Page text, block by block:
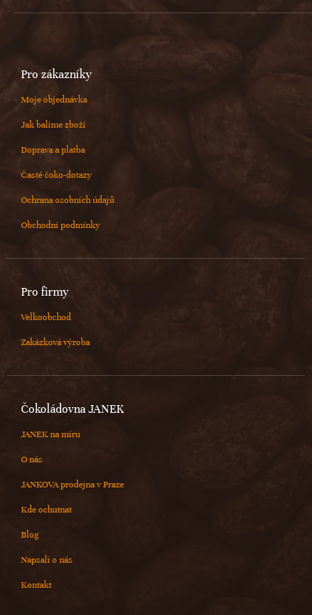
Pro zákazníky
Moje objednávka
Jak balíme zboží
Doprava a platba
Časté čoko-dotazy
Ochrana osobních údajů
Obchodní podmínky
Pro firmy
Velkoobchod
Zakázková výroba
Čokoládovna JANEK
JANEK na míru
O nás
JANKOVA prodejna v Praze
Kde ochutnat
Blog
Napsali o nás
Kontakt